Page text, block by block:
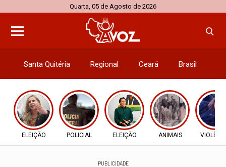
Quarta, 05 de Agosto de 2026
Santa Quitéria Regional Ceará Brasil
ELEIÇÃO POLICIAL ELEIÇÃO ANIMAIS
PUBLICIDADE